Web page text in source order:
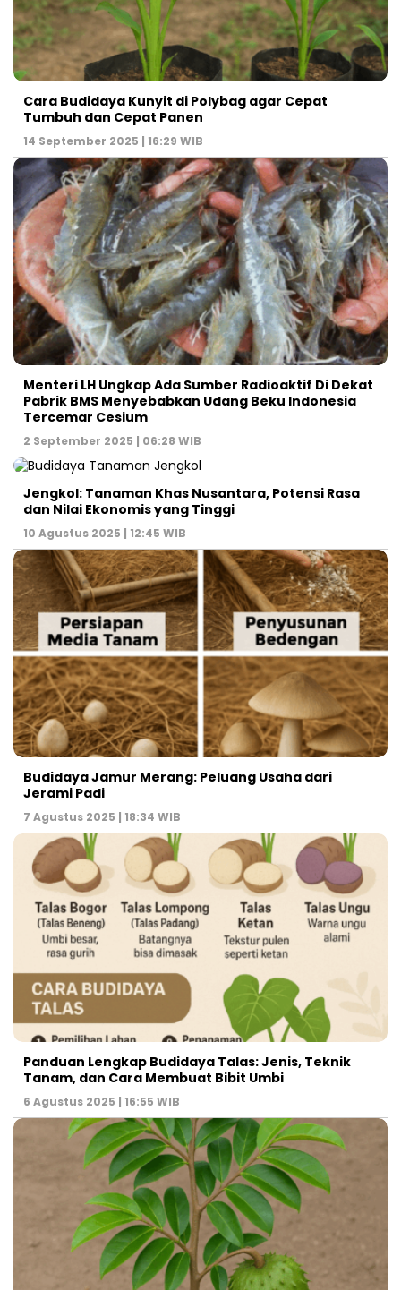
Cara Budidaya Kunyit di Polybag agar Cepat
Tumbuh dan Cepat Panen
14 September 2025 | 16:29 WIB
Menteri LH Ungkap Ada Sumber Radioaktif Di Dekat
Pabrik BMS Menyebabkan Udang Beku Indonesia
Tercemar Cesium
2 September 2025 | 06:28 WIB
Jengkol: Tanaman Khas Nusantara, Potensi Rasa
dan Nilai Ekonomis yang Tinggi
10 Agustus 2025 | 12:45 WIB
Budidaya Jamur Merang: Peluang Usaha dari
Jerami Padi
7 Agustus 2025 | 18:34 WIB
Panduan Lengkap Budidaya Talas: Jenis, Teknik
Tanam, dan Cara Membuat Bibit Umbi
6 Agustus 2025 | 16:55 WIB